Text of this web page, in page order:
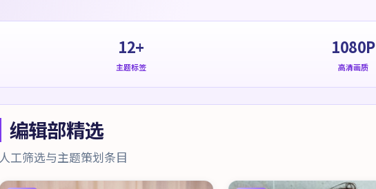
12+
主题标签
1080P
高清画质
编辑部精选
人工筛选与主题策划条目